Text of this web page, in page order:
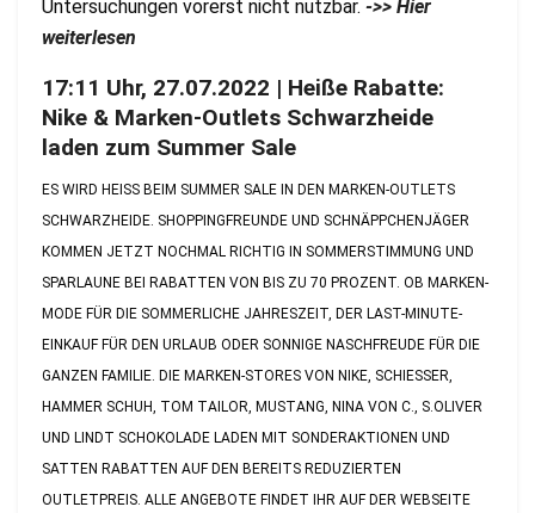
Untersuchungen vorerst nicht nutzbar. ->> Hier
weiterlesen
17:11 Uhr, 27.07.2022 | Heiße Rabatte:
Nike & Marken-Outlets Schwarzheide
laden zum Summer Sale
ES WIRD HEISS BEIM SUMMER SALE IN DEN MARKEN-OUTLETS S
CHWARZHEIDE. SHOPPINGFREUNDE UND SCHNÄPPCHENJÄGER K
OMMEN JETZT NOCHMAL RICHTIG IN SOMMERSTIMMUNG UND S
PARLAUNE BEI RABATTEN VON BIS ZU 70 PROZENT. OB MARKEN-M
ODE FÜR DIE SOMMERLICHE JAHRESZEIT, DER LAST-MINUTE-E
INKAUF FÜR DEN URLAUB ODER SONNIGE NASCHFREUDE FÜR DIE G
ANZEN FAMILIE. DIE MARKEN-STORES VON NIKE, SCHIESSER, H
AMMER SCHUH, TOM TAILOR, MUSTANG, NINA VON C., S.OLIVER U
ND LINDT SCHOKOLADE LADEN MIT SONDERAKTIONEN UND S
ATTEN RABATTEN AUF DEN BEREITS REDUZIERTEN O
UTLETPREIS. ALLE ANGEBOTE FINDET IHR AUF DER WEBSEITE D